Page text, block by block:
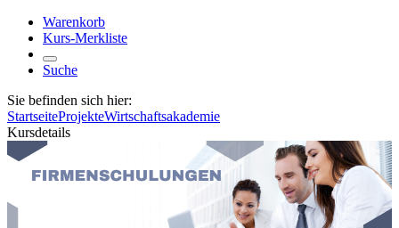
Warenkorb
Kurs-Merkliste
Suche
Sie befinden sich hier:
StartseiteProjekteWirtschaftsakademie
Kursdetails